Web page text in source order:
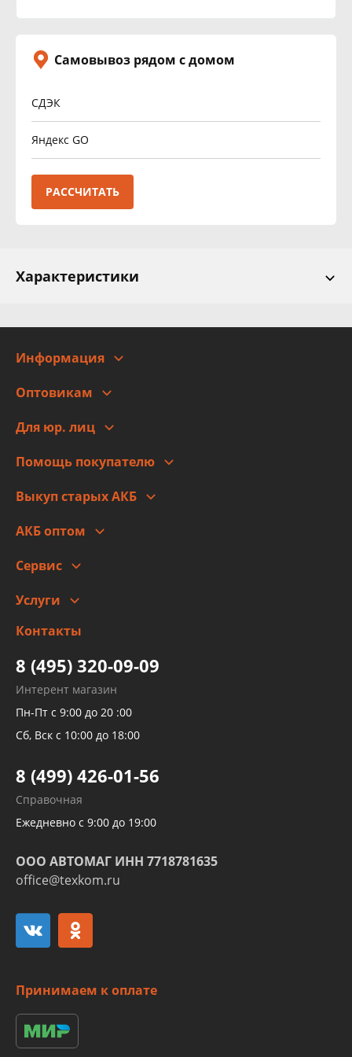
Самовывоз рядом с домом
СДЭК
Яндекс GO
РАССЧИТАТЬ
Характеристики
Информация
Адреса
Новости
Правовая информация
Оптовикам
Для юр. лиц
Помощь покупателю
Оплата
Гарантии и возврат
Выкуп старых АКБ
АКБ оптом
Сервис
Заправка кондиционера авто
Детейлинг
Услуги
высокого давления
Тормозных трубок
Рукавов гидроусилителей
Рукавов компрессоров и турбин
Трубок кондиционеров
Развертка пайка медных стальных
алюминиевых трубок и штуцеров
Контакты
8 (495) 320-09-09
Интерент магазин
Пн-Пт с 9:00 до 20 :00
Сб, Вск с 10:00 до 18:00
8 (499) 426-01-56
Справочная
Ежедневно с 9:00 до 19:00
ООО АВТОМАГ ИНН 7718781635
office@texkom.ru
Принимаем к оплате